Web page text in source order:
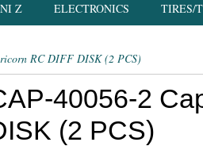
Z ELECTRONICS TIRES/
RC DIFF DISK (2 PCS)
40056-2
(2 PCS)